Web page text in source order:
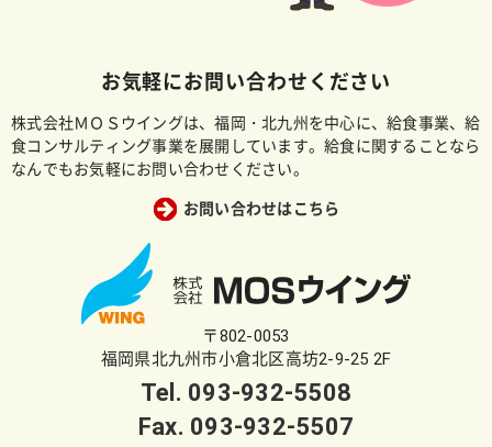
お気軽にお問い合わせください
株式会社ＭＯＳウイングは、福岡・北九州を中心に、給食事業、給
食コンサルティング事業を展開しています。給食に関することなら
なんでもお気軽にお問い合わせください。
お問い合わせはこちら
〒802-0053
福岡県北九州市小倉北区高坊2-9-25 2F
Tel. 093-932-5508
Fax. 093-932-5507